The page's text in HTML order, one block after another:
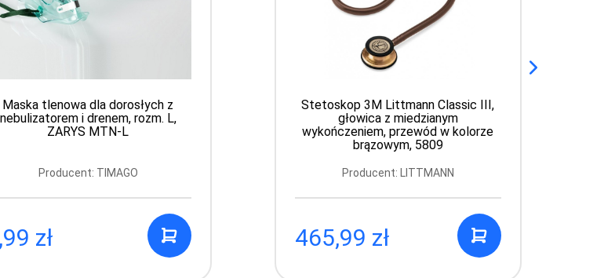
Maska tlenowa dla dorosłych z
nebulizatorem i drenem, rozm. L,
ZARYS MTN-L
Producent: TIMAGO
zł
Stetoskop 3M Littmann Classic III,
głowica z miedzianym
wykończeniem, przewód w kolorze
brązowym, 5809
Producent: LITTMANN
465,99 zł